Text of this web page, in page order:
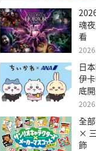
魂
看
日
伊
底
全
×
飾